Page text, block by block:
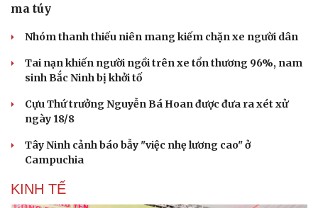
ma túy
Nhóm thanh thiếu niên mang kiếm chặn xe người dân
Tai nạn khiến người ngồi trên xe tổn thương 96%, nam
sinh Bắc Ninh bị khởi tố
Cựu Thứ trưởng Nguyễn Bá Hoan được đưa ra xét xử
ngày 18/8
Tây Ninh cảnh báo bẫy "việc nhẹ lương cao" ở
Campuchia
KINH TẾ